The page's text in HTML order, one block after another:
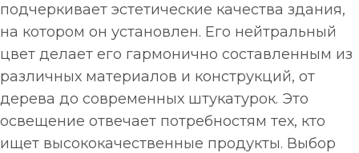
подчеркивает эстетические качества здания,
на котором он установлен. Его нейтральный
цвет делает его гармонично составленным из
различных материалов и конструкций, от
дерева до современных штукатурок. Это
освещение отвечает потребностям тех, кто
ищет высококачественные продукты. Выбор